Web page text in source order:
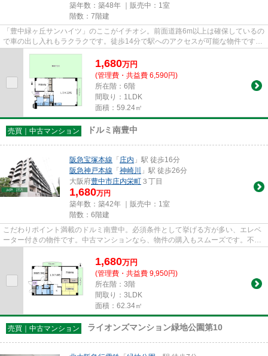
築年数：築48年 ｜販売中： 1室
階数：7階建
「豊中緑ヶ丘サンハイツ」のここがイチオシ。前面道路6m以上は確保しているの
で車の出し入れもラクラクです。徒歩14分で駅へのアクセスが可能な物件です。
1,680万円
(管理費・共益費 6,590円)
所在階：6階
間取り：1LDK
面積：59.24㎡
売買｜中古マンション ドルミ南豊中
阪急宝塚本線 「 庄内 」駅 徒歩16分
阪急神戸本線 「 神崎川
」駅 徒歩26分
大阪府豊中市庄内栄町 ３丁目
1,680万円
築年数：築42年 ｜販売中： 1室
階数：6階建
こだわりポイント満載のドルミ南豊中。必須条件として挙げる方が多い、エレベ
ーター付きの物件です。中古マンションなら、物件の購入もスムーズです。不動
1,680万円
(管理費・共益費 9,950円)
所在階：3階
間取り：3LDK
面積：62.34㎡
売買｜中古マンション ライオンズマンション緑地公園第10